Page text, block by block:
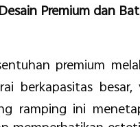
Premium dan
premium
berkapasitas besar,
ramping ini